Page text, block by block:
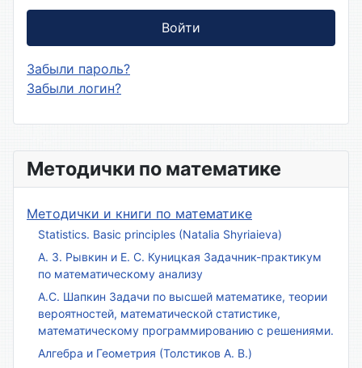
Методички по математике
Методички и книги по математике
Statistics. Basic principles (Natalia Shyriaieva)
А. З. Рывкин и Е. С. Куницкая Задачник-практикум
по математическому анализу
А.С. Шапкин Задачи по высшей математике, теории
вероятностей, математической статистике,
математическому программированию с решениями.
Алгебра и Геометрия (Толстиков А. В.)
Войти
Забыли пароль?
Забыли логин?